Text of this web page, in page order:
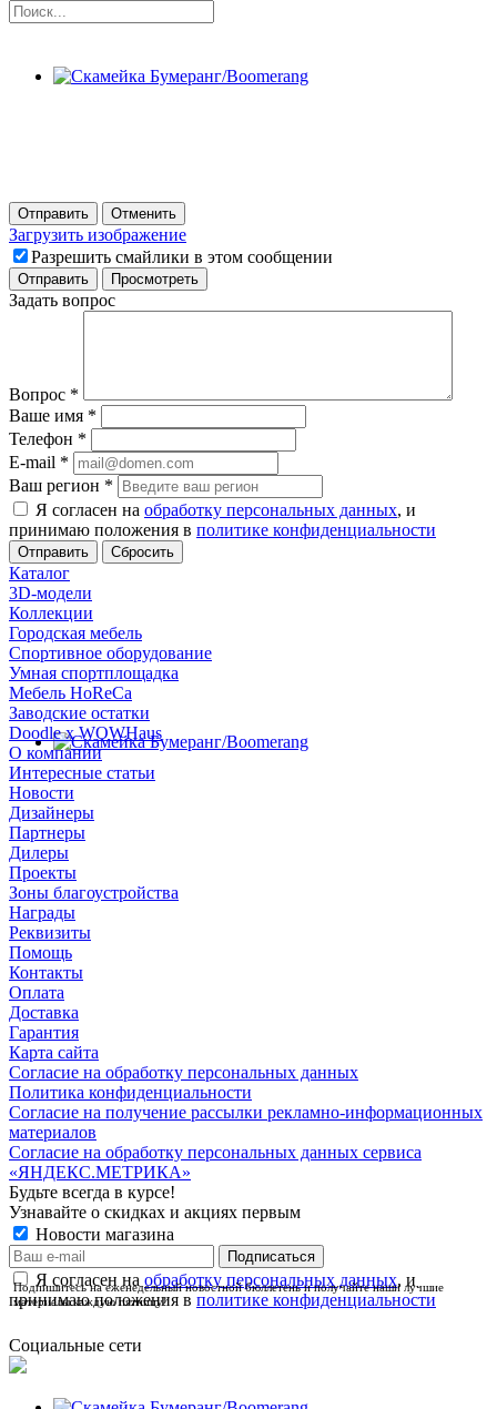
Отправить Отменить
Загрузить изображение
Разрешить смайлики в этом сообщении
Задать вопрос
Вопрос *
Ваше имя *
Телефон *
E-mail *
Ваш регион *
Я согласен на обработку персональных данных, и
принимаю положения в политике конфиденциальности
Сбросить
Каталог
3D-модели
Коллекции
Городская мебель
Спортивное оборудование
Умная спортплощадка
Мебель HoReCa
Заводские остатки
Doodle x WOWHaus
О компании
Интересные статьи
Новости
Дизайнеры
Партнеры
Дилеры
Проекты
Зоны благоустройства
Награды
Реквизиты
Помощь
Контакты
Оплата
Доставка
Гарантия
Карта сайта
Согласие на обработку персональных данных
Политика конфиденциальности
Согласие на получение рассылки рекламно-информационных
материалов
Согласие на обработку персональных данных сервиса
«ЯНДЕКС.МЕТРИКА»
Будьте всегда в курсе!
Узнавайте о скидках и акциях первым
Новости магазина
Я согласен на обработку персональных данных, и
принимаю положения в политике конфиденциальности
Подпишитесь на еженедельный новостной бюллетень и получайте наши лучшие
материалы каждую пятницу!
Социальные сети